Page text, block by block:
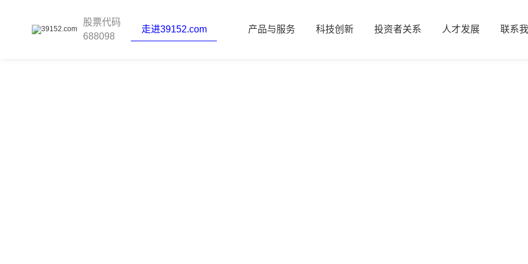
股票代码
688098
走进39152.com 产品与服务 科技创新 投资者关系 人才发展 联系